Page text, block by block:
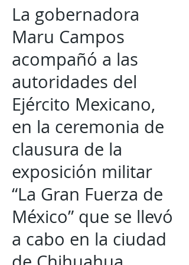
La gobernadora
Maru Campos
acompañó a las
autoridades del
Ejército Mexicano,
en la ceremonia de
clausura de la
exposición militar
“La Gran Fuerza de
México” que se llevó
a cabo en la ciudad